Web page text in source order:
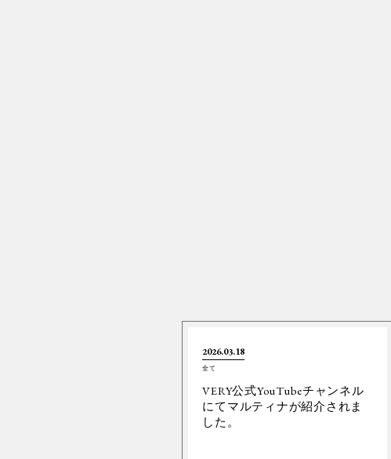
2026.03.18
全て
VERY公式YouTubeチャンネル
にてマルティナが紹介されま
した。